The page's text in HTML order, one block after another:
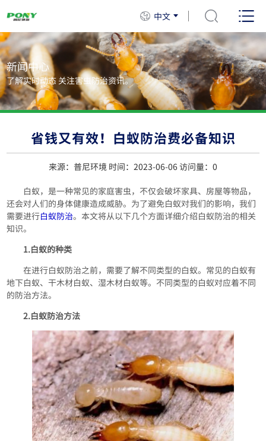
中文
新闻中心
了解实时动态 关注害虫防治资讯。
省钱又有效！白蚁防治费必备知识
来源：普尼环境 时间：2023-06-06 访问量： 0
白蚁，是一种常见的家庭害虫，不仅会破坏家具、房屋等物品，
还会对人们的身体健康造成威胁。为了避免白蚁对我们的影响，我们
需要进行白蚁防治。本文将从以下几个方面详细介绍白蚁防治的相关
知识。
1.白蚁的种类
在进行白蚁防治之前，需要了解不同类型的白蚁。常见的白蚁有
地下白蚁、干木材白蚁、湿木材白蚁等。不同类型的白蚁对应着不同
的防治方法。
2.白蚁防治方法